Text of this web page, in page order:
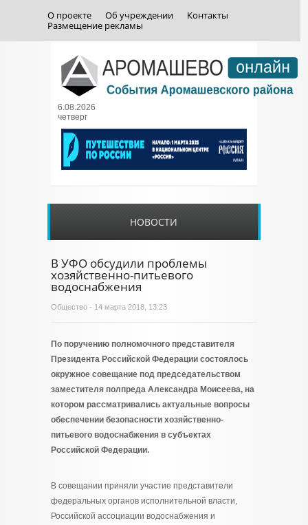
О проекте Об учреждении
Контакты
Размещение рекламы
6.08.2026
четверг
НОВОСТИ
В УФО обсудили проблемы
хозяйственно-питьевого
водоснабжения
Общество - 14 марта 2018, 13:23
По поручению полномочного представителя
Президента Российской Федерации состоялось
окружное совещание под председательством
заместителя полпреда Александра Моисеева, на
котором рассматривались актуальные вопросы
обеспечении безопасности хозяйственно-
питьевого водоснабжения в субъектах
Российской Федерации.
В совещании приняли участие представители
федеральных органов исполнительной власти,
Российской ассоциации водоснабжения и